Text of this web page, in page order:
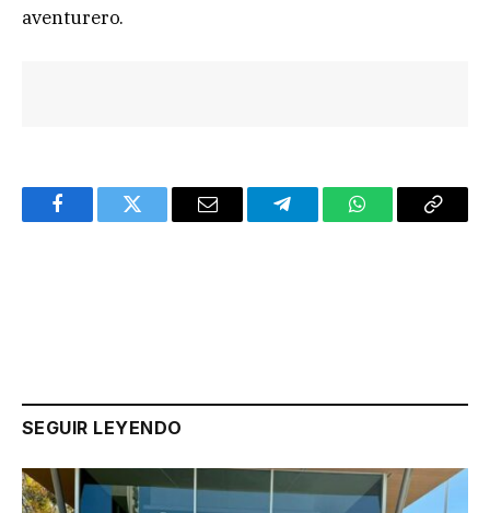
aventurero.
FacebookTwitter Email TelegramWhatsAppCopy
SEGUIR LEYENDO